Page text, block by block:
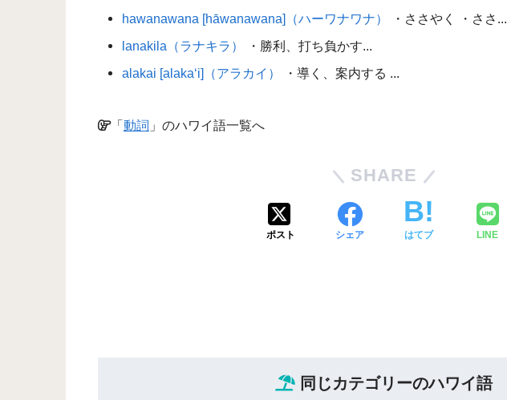
hawanawana [hāwanawana]（ハーワナワナ）
・ささやく ・ささ...
lanakila（ラナキラ）
・勝利、打ち負かす...
alakai [alaka‘i]（アラカイ）
・導く、案内する ...
「動詞 」のハワイ語一覧へ
SHARE
ポスト シェア はてブ LINE
同じカテゴリーのハワイ語